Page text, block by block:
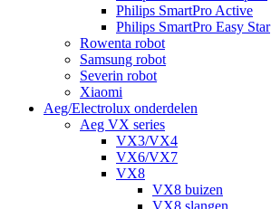
Philips SmartPro Active
Philips SmartPro Easy Star
Rowenta robot
Samsung robot
Severin robot
Xiaomi
Aeg/Electrolux onderdelen
Aeg VX series
VX3/VX4
VX6/VX7
VX8
VX8 buizen
VX8 slangen